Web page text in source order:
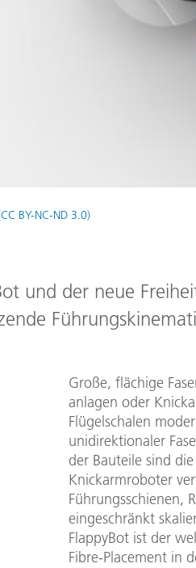
BY-NC-ND 3.0)
und der neue
Große, flächige
anlagen oder
Flügelschalen
unidirektionaler
der Bauteile sind
Knickarmroboter
Führungsschienen,
eingeschränkt
FlappyBot ist der
Fibre-Placement in